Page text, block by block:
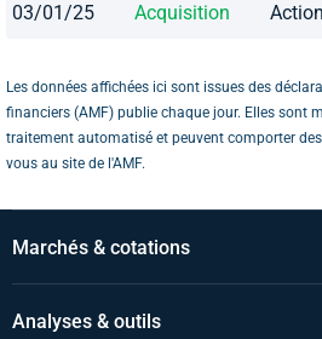
03/01/25 Acquisition Action
Les données affichées ici sont issues des
financiers (AMF) publie chaque jour. Elles sont
traitement automatisé et peuvent comporter
vous au site de l'AMF.
Marchés & cotations
Analyses & outils